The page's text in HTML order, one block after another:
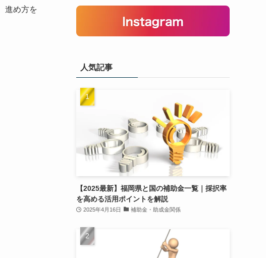
進め方を
人気記事
【2025最新】福岡県と国の補助金一覧｜採択率
を高める活用ポイントを解説
2025年4月16日 補助金・助成金関係